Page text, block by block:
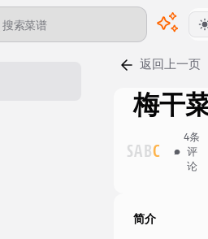
返回上一页
梅干
SA BC
4条
评
论
简介